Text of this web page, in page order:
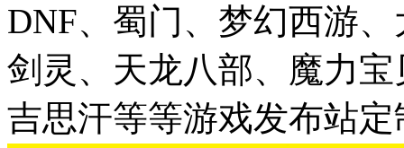
DNF、蜀门、梦幻西游
剑灵、天龙八部、魔力
吉思汗等等游戏发布站定